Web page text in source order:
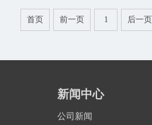
首页 前一页 1 后一页
新闻中心
公司新闻